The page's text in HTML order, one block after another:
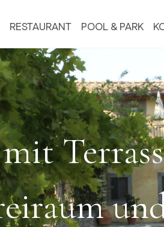
RESTAURANT POOL & PARK